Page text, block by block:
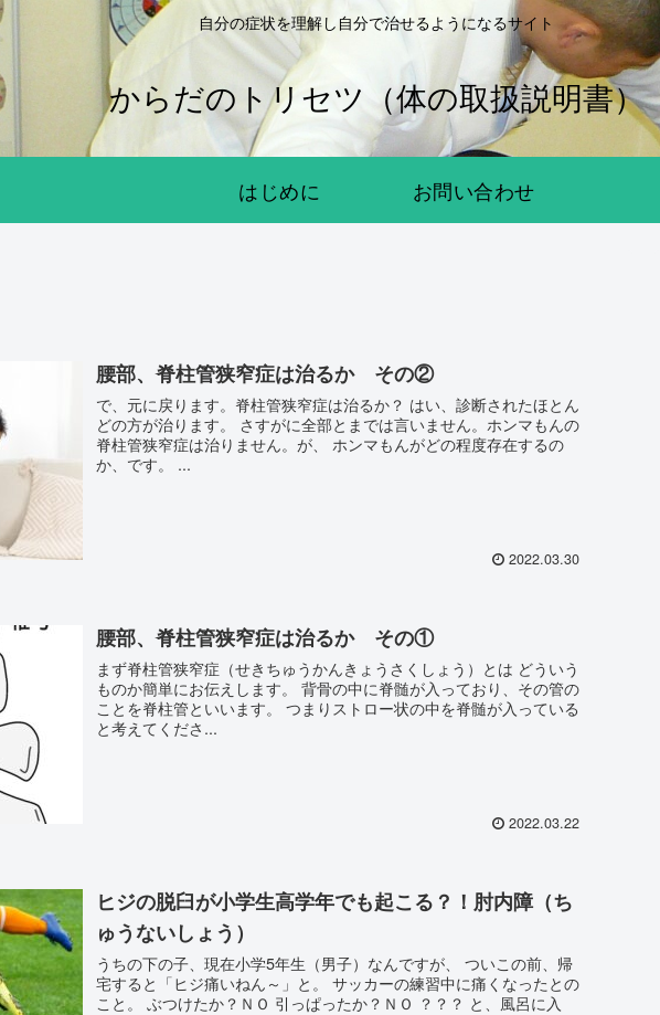
自分の症状を理解し自分で治せるようになるサイト
からだのトリセツ（体の取扱説明書）
はじめに お問い合わせ
腰部、脊柱管狭窄症は治るか その②
で、元に戻ります。脊柱管狭窄症は治るか？ はい、診断されたほとん
どの方が治ります。 さすがに全部とまでは言いません。ホンマもんの
脊柱管狭窄症は治りません。が、 ホンマもんがどの程度存在するの
か、です。 ...
2022.03.30
腰部、脊柱管狭窄症は治るか その①
まず脊柱管狭窄症（せきちゅうかんきょうさくしょう）とは どういう
ものか簡単にお伝えします。 背骨の中に脊髄が入っており、その管の
ことを脊柱管といいます。 つまりストロー状の中を脊髄が入っている
と考えてくださ...
2022.03.22
ヒジの脱臼が小学生高学年でも起こる？！肘内障（ち
ゅうないしょう）
うちの下の子、現在小学5年生（男子）なんですが、 ついこの前、帰
宅すると「ヒジ痛いねん～」と。 サッカーの練習中に痛くなったとの
こと。 ぶつけたか？ＮＯ 引っぱったか？ＮＯ ？？？ と、風呂に入